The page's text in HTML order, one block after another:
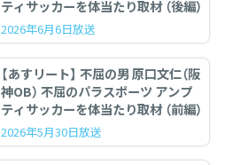
ティサッカーを体当たり取材 （後編）
2026年6月6日放送
【あすリート】 不屈の男 原口文仁（阪
神OB） 不屈のパラスポーツ アンプ
ティサッカーを体当たり取材 （前編）
2026年5月30日放送